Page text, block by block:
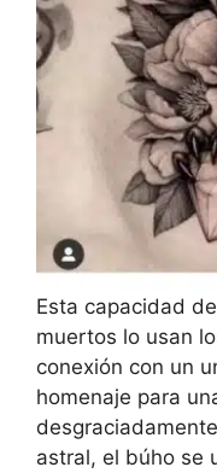
Esta capacidad
muertos lo usan
conexión con un
homenaje para
astral, el búho se